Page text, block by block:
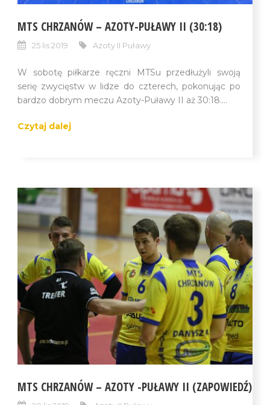
MTS CHRZANÓW – AZOTY-PUŁAWY II (30:18)
25 lis 2019 Azoty II Puławy
W sobotę piłkarze ręczni MTSu przedłużyli swoją
serię zwycięstw w lidze do czterech, pokonując po
bardzo dobrym meczu Azoty-Puławy II aż 30:18....
Czytaj dalej
MTS CHRZANÓW – AZOTY -PUŁAWY II (ZAPOWIEDŹ)